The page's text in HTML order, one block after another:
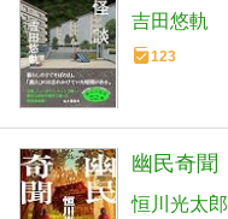
吉田悠軌
123
幽民奇聞
恒川光太郎